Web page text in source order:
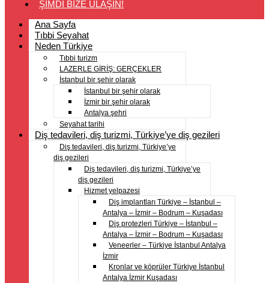
ŞİMDİ BİZE ULAŞIN!
Ana Sayfa
Tıbbi Seyahat
Neden Türkiye
Tıbbi turizm
LAZERLE GİRİŞ: GERÇEKLER
İstanbul bir şehir olarak
İstanbul bir şehir olarak
İzmir bir şehir olarak
Antalya şehri
Seyahat tarihi
Diş tedavileri, diş turizmi, Türkiye’ye diş gezileri
Diş tedavileri, diş turizmi, Türkiye’ye
diş gezileri
Diş tedavileri, diş turizmi, Türkiye’ye
diş gezileri
Hizmet yelpazesi
Diş implantları Türkiye – İstanbul –
Antalya – İzmir – Bodrum – Kuşadası
Diş protezleri Türkiye – İstanbul –
Antalya – İzmir – Bodrum – Kuşadası
Veneerler – Türkiye İstanbul Antalya
İzmir
Kronlar ve köprüler Türkiye İstanbul
Antalya İzmir Kuşadası